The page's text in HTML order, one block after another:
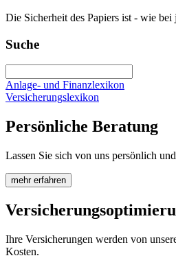
Die Sicherheit des Papiers ist - wie
Suche
Anlage- und Finanzlexikon
Versicherungslexikon
Persönliche Beratung
Lassen Sie sich von uns persönlich
mehr erfahren
Ihre Versicherungen werden von
Kosten.